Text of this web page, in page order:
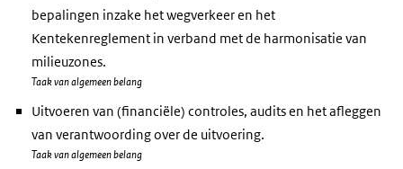
bepalingen inzake het wegverkeer en het
Kentekenreglement in verband met de harmonisatie van
milieuzones.
Taak van algemeen belang
Uitvoeren van (financiële) controles, audits en het afleggen
van verantwoording over de uitvoering.
Taak van algemeen belang